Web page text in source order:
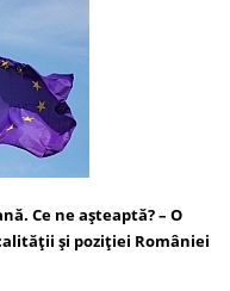
Ce ne așteaptă? – O
și poziției României